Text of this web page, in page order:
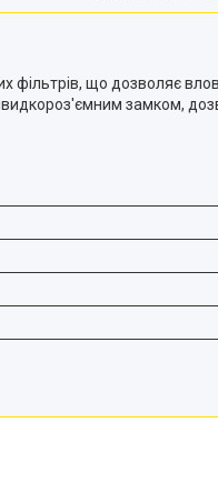
фільтрів, що дозволяє
замком,